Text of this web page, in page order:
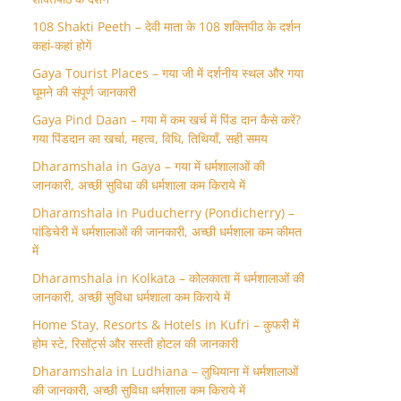
108 Shakti Peeth – देवी माता के 108 शक्तिपीठ के दर्शन
कहां-कहां होगें
Gaya Tourist Places – गया जी में दर्शनीय स्थल और गया
घूमने की संपूर्ण जानकारी
Gaya Pind Daan – गया में कम खर्च में पिंड दान कैसे करें?
गया पिंडदान का खर्चा, महत्व, विधि, तिथियाँ, सही समय
Dharamshala in Gaya – गया में धर्मशालाओं की
जानकारी, अच्छी सुविधा की धर्मशाला कम किराये में
Dharamshala in Puducherry (Pondicherry) –
पांडिचेरी में धर्मशालाओं की जानकारी, अच्छी धर्मशाला कम कीमत
में
Dharamshala in Kolkata – कोलकाता में धर्मशालाओं की
जानकारी, अच्छी सुविधा धर्मशाला कम किराये में
Home Stay, Resorts & Hotels in Kufri – कुफरी में
होम स्‍टे, रिसॉर्ट्स और सस्ती होटल की जानकारी
Dharamshala in Ludhiana – लुधियाना में धर्मशालाओं
की जानकारी, अच्छी सुविधा धर्मशाला कम किराये में